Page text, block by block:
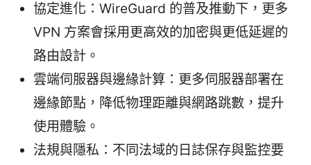
協定進化：WireGuard 的普及推動下，更多
VPN 方案會採用更高效的加密與更低延遲的
路由設計。
雲端伺服器與邊緣計算：更多伺服器部署在
邊緣節點，降低物理距離與網路跳數，提升
使用體驗。
法規與隱私：不同法域的日誌保存與監控要